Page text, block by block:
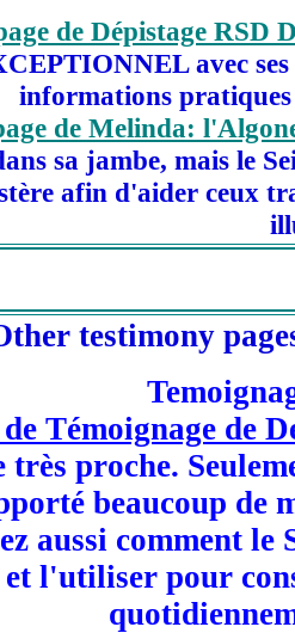
de Dépistage RSD
avec
informations
de Melinda:
sa jambe, mais le
afin d'aider ceux
testimony
Témoignage de
très proche.
beaucoup de
aussi comment
et l'utiliser pour